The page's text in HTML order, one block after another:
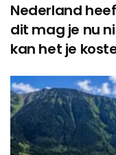
Nederland
dit mag je nu
kan het je